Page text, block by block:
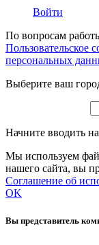
Войти
По вопросам
Пользовательское
персональных
Выберите ваш
Начните вводить
Мы используем
нашего сайта, вы
Соглашение об
OK
Вы представитель